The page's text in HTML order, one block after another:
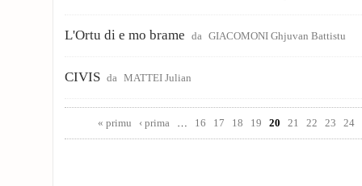
L'Ortu di e mo brame da GIACOMONI Ghjuvan Battistu
CIVIS da MATTEI Julian
« primu
‹ prima … 16 17 18 19 20 21 22 23 24